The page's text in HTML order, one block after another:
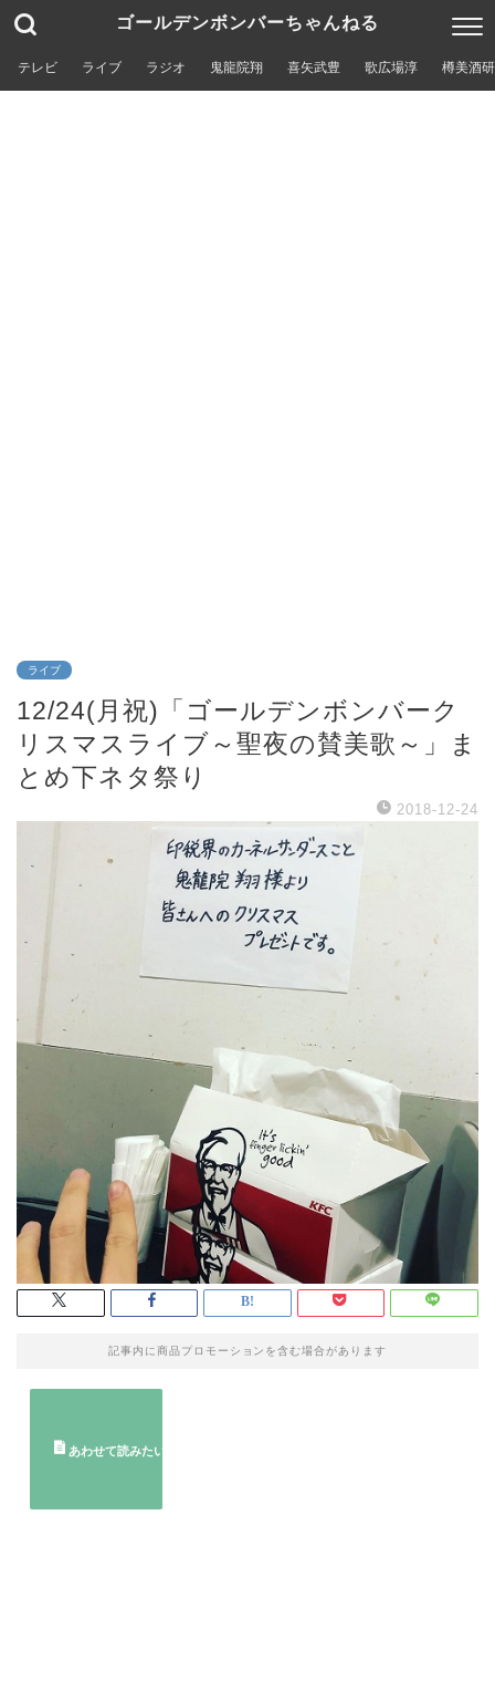
ゴールデンボンバーちゃんねる
テレビ ライブ ラジオ 鬼龍院翔 喜矢武豊 歌広場淳 樽美酒
ライブ
12/24(月祝)「ゴールデンボンバーク
リスマスライブ～聖夜の賛美歌～」ま
とめ下ネタ祭り
2018-12-24
記事内に商品プロモーションを含む場合があります